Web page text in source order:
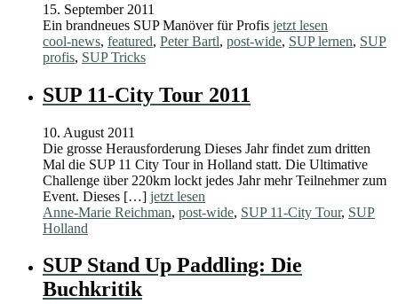
15. September 2011
Ein brandneues SUP Manöver für Profis jetzt lesen
cool-news, featured, Peter Bartl, post-wide, SUP lernen, SUP
profis, SUP Tricks
SUP 11-City Tour 2011
10. August 2011
Die grosse Herausforderung Dieses Jahr findet zum dritten
Mal die SUP 11 City Tour in Holland statt. Die Ultimative
Challenge über 220km lockt jedes Jahr mehr Teilnehmer zum
Event. Dieses […] jetzt lesen
Anne-Marie Reichman, post-wide, SUP 11-City Tour, SUP
Holland
SUP Stand Up Paddling: Die
Buchkritik